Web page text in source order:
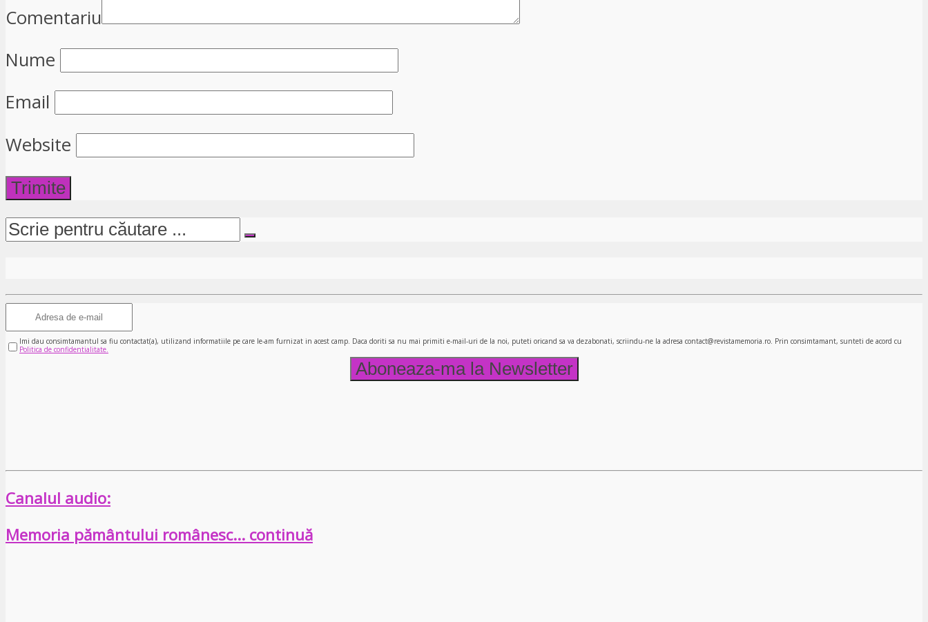
Comentariu
Nume
Email
Website
Imi dau consimtamantul sa fiu contactat(a), utilizand informatiile pe care le-am furnizat in acest camp. Daca doriti sa nu mai primiti e-mail-uri de la noi, puteti oricand sa va dezabonati, scriindu-ne la adresa contact@revistamemoria.ro. Prin consimtamant, sunteti de acord cu
Politica de confidentialitate.
Canalul audio:
Memoria pământului românesc… continuă